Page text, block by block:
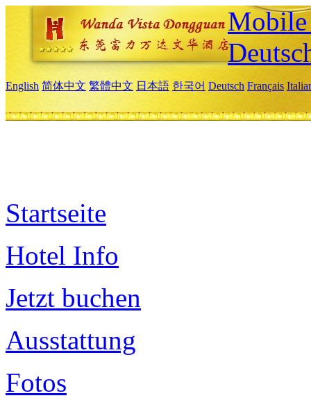
English 简体中文 繁體中文 日本語 한국어 Deutsch Français
Startseite
Hotel Info
Jetzt buchen
Ausstattung
Fotos